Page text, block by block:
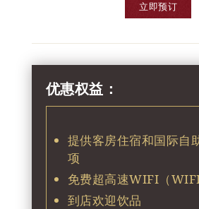
立即预订
优惠权益：
提供客房住宿和国际自
项
免费超高速WIFI（
到店欢迎饮品